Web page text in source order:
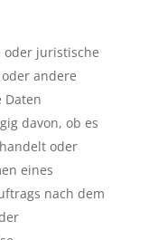
oder juristische
andere
Daten
davon, ob es
oder
eines
nach dem